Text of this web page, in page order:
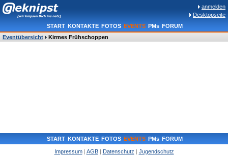
anmelden
Desktopseite
START KONTAKTE FOTOS EVENTS PMs FORUM
Eventübersicht
Kirmes Frühschoppen
START KONTAKTE FOTOS EVENTS PMs FORUM
Impressum| AGB| Datenschutz | Jugendschutz